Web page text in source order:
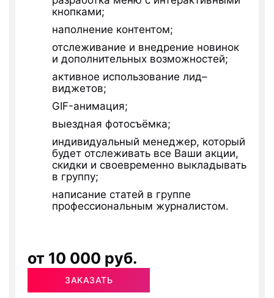
кнопками;
наполнение контентом;
отслеживание и внедрение новинок
и дополнительных возможностей;
активное использование лид–
виджетов;
GIF-анимация;
выездная фотосъёмка;
индивидуальный менеджер, который
будет отслеживать все Ваши акции,
скидки и своевременно выкладывать
в группу;
написание статей в группе
профессиональным журналистом.
от 10 000 руб.
ЗАКАЗАТЬ